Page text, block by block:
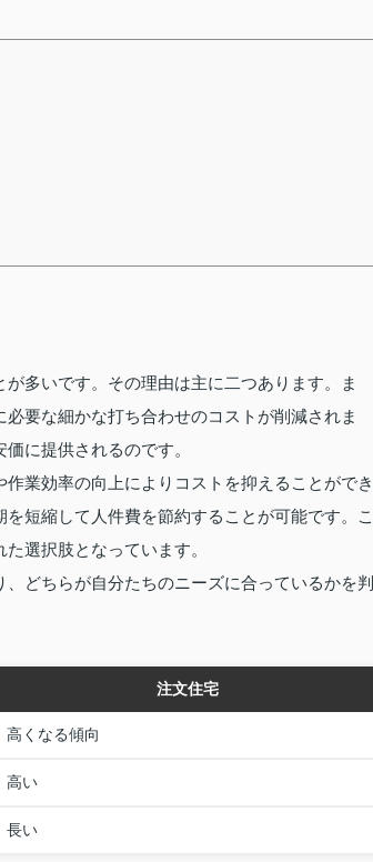
多いです。その理由は主に二つあります。ま
要な細かな打ち合わせのコストが削減されま
に提供されるのです。
業効率の向上によりコストを抑えることができ
短縮して人件費を節約することが可能です。こ
選択肢となっています。
どちらが自分たちのニーズに合っているかを判
注文住宅
高くなる傾向
高い
長い